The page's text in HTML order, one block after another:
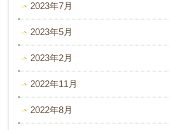
2023年7月
2023年5月
2023年2月
2022年11月
2022年8月